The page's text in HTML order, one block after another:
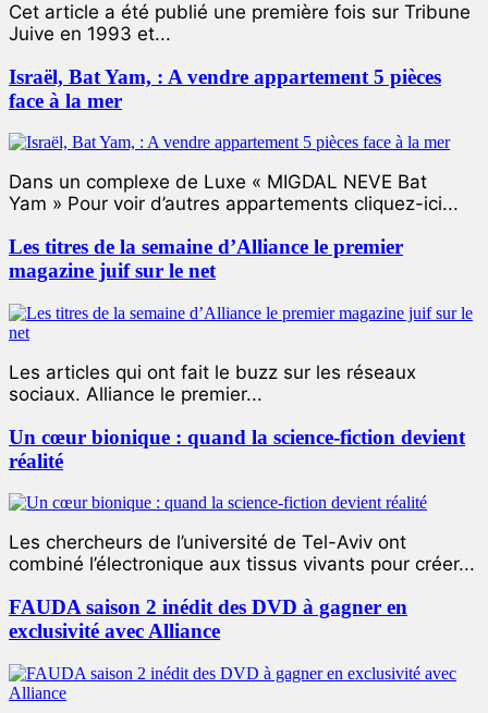
Cet article a été publié une première fois sur Tribune
Juive en 1993 et...
Israël, Bat Yam, : A vendre appartement 5 pièces
face à la mer
Dans un complexe de Luxe « MIGDAL NEVE Bat
Yam » Pour voir d’autres appartements cliquez-ici...
Les titres de la semaine d’Alliance le premier
magazine juif sur le net
Les articles qui ont fait le buzz sur les réseaux
sociaux. Alliance le premier...
Un cœur bionique : quand la science-fiction devient
réalité
Les chercheurs de l’université de Tel-Aviv ont
combiné l’électronique aux tissus vivants pour créer...
FAUDA saison 2 inédit des DVD à gagner en
exclusivité avec Alliance